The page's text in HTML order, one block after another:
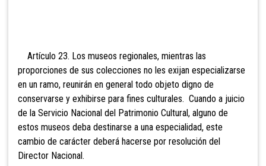
Artículo 23. Los museos regionales, mientras las
proporciones de sus colecciones no les exijan especializarse
en un ramo, reunirán en general todo objeto digno de
conservarse y exhibirse para fines culturales. Cuando a juicio
de la Servicio Nacional del Patrimonio Cultural, alguno de
estos museos deba destinarse a una especialidad, este
cambio de carácter deberá hacerse por resolución del
Director Nacional.